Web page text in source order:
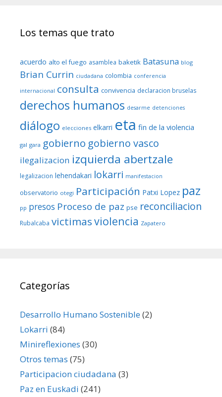
Los temas que trato
acuerdo alto el fuego asamblea baketik Batasuna blog
Brian Currin ciudadana colombia conferencia
internacional consulta convivencia declaracion bruselas
derechos humanos desarme detenciones
diálogo elecciones elkarri eta fin de la violencia
gal gara gobierno gobierno vasco
ilegalizacion izquierda abertzale
legalizacion lehendakari lokarri manifestacion
observatorio otegi Participación Patxi Lopez paz
pp presos Proceso de paz pse reconciliacion
Rubalcaba victimasviolencia Zapatero
Categorías
Desarrollo Humano Sostenible(2)
Lokarri (84)
Minireflexiones (30)
Otros temas (75)
Participacion ciudadana (3)
Paz en Euskadi (241)